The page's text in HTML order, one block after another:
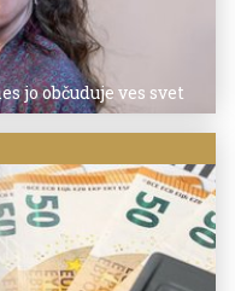
jo občuduje ves svet